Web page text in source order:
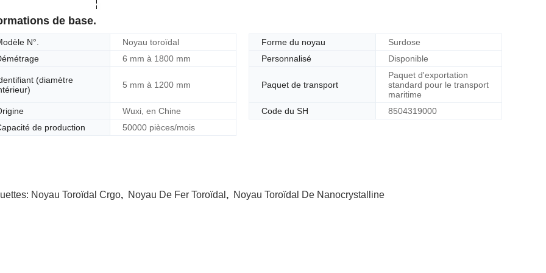
de base.
N°. Noyau toroïdal Forme du noyau
Surdose
6 mm à 1800 mm Personnalisé Disponible
(diamètre
5 mm à 1200 mm Paquet de transport
Paquet d'exportation
standard pour le transport
maritime
Wuxi, en Chine Code du SH
8504319000
de production
50000 pièces/mois
Noyau Toroïdal Crgo, Noyau De Fer Toroïdal , Noyau Toroïdal De Nanocrystalline